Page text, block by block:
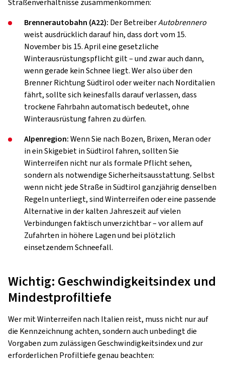
Straßenverhältnisse zusammenkommen:
Brennerautobahn (A22): Der BetreiberAutobrennero
weist ausdrücklich darauf hin, dass dort vom 15.
November bis 15. April eine gesetzliche
Winterausrüstungspflicht gilt – und zwar auch dann,
wenn gerade kein Schnee liegt. Wer also über den
Brenner Richtung Südtirol oder weiter nach Norditalien
fährt, sollte sich keinesfalls darauf verlassen, dass
trockene Fahrbahn automatisch bedeutet, ohne
Winterausrüstung fahren zu dürfen.
Alpenregion:Wenn Sie nach Bozen, Brixen, Meran oder
in ein Skigebiet in Südtirol fahren, sollten Sie
Winterreifen nicht nur als formale Pflicht sehen,
sondern als notwendige Sicherheitsausstattung. Selbst
wenn nicht jede Straße in Südtirol ganzjährig denselben
Regeln unterliegt, sind Winterreifen oder eine passende
Alternative in der kalten Jahreszeit auf vielen
Verbindungen faktisch unverzichtbar – vor allem auf
Zufahrten in höhere Lagen und bei plötzlich
einsetzendem Schneefall.
Wichtig: Geschwindigkeitsindex und
Mindestprofiltiefe
Wer mit Winterreifen nach Italien reist, muss nicht nur auf
die Kennzeichnung achten, sondern auch unbedingt die
Vorgaben zum zulässigen Geschwindigkeitsindex und zur
erforderlichen Profiltiefe genau beachten: